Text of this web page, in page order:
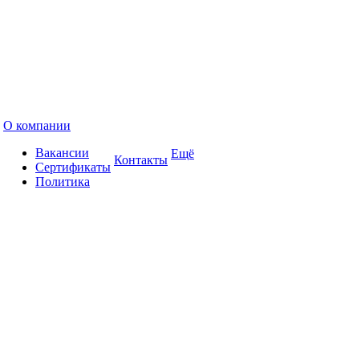
О компании
Вакансии
Сертификаты
Политика
Контакты Ещё